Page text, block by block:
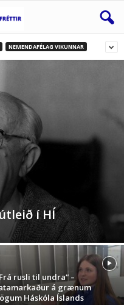
NEMENDAFÉLAG VIKUNNAR
í HÍ
rusli til undra“ –
á grænum
Háskóla Íslands